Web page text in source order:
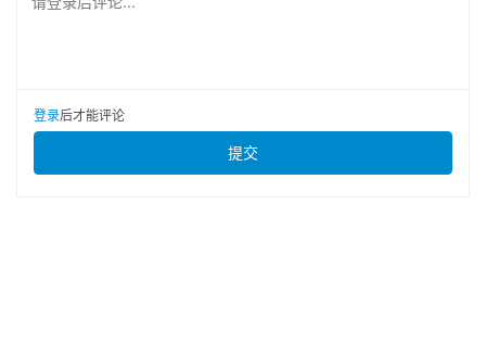
登录后才能评论
提交